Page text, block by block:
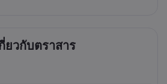
ยวกับตราสาร